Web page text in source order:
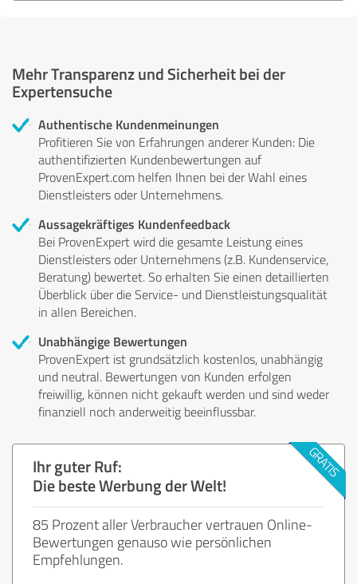
Mehr Transparenz und Sicherheit bei der
Expertensuche
Authentische Kundenmeinungen
Profitieren Sie von Erfahrungen anderer Kunden: Die
authentifizierten Kundenbewertungen auf
ProvenExpert.com helfen Ihnen bei der Wahl eines
Dienstleisters oder Unternehmens.
Aussagekräftiges Kundenfeedback
Bei ProvenExpert wird die gesamte Leistung eines
Dienstleisters oder Unternehmens (z.B. Kundenservice,
Beratung) bewertet. So erhalten Sie einen detaillierten
Überblick über die Service- und Dienstleistungsqualität
in allen Bereichen.
Unabhängige Bewertungen
ProvenExpert ist grundsätzlich kostenlos, unabhängig
und neutral. Bewertungen von Kunden erfolgen
freiwillig, können nicht gekauft werden und sind weder
finanziell noch anderweitig beeinflussbar.
Ihr guter Ruf:
Die beste Werbung der Welt!
85 Prozent aller Verbraucher vertrauen Online-
Bewertungen genauso wie persönlichen
Empfehlungen.